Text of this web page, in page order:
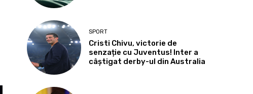
SPORT
Cristi Chivu, victorie de
senzație cu Juventus! Inter a
câștigat derby-ul din Australia